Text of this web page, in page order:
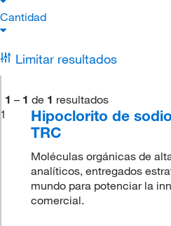
Cantidad
Limitar resultados
1 – 1 de 1 resultados
1
Hipoclorito de
TRC
Moléculas orgánicas de
analíticos, entregados
mundo para potenciar la
comercial.